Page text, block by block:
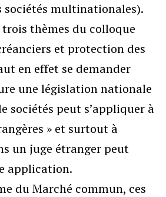
sociétés multinationales).
thèmes du colloque
et protection des
en effet se demander
une législation nationale
sociétés peut s’appliquer à
» et surtout à
un juge étranger peut
application.
du Marché commun, ces